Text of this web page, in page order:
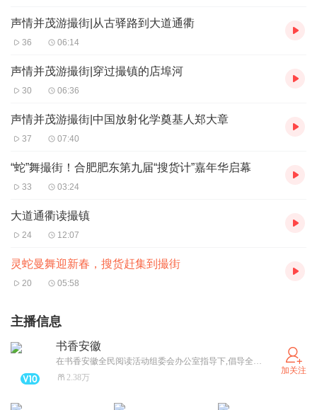
情。现场，国家级非遗“肥东洋蛇灯”在激昂的锣鼓声中激情
人头攒动，热闹非凡，现炸的糯米圆子、麻花热气腾腾，刚
煎好的米面粑粑外酥里香，现炒的板栗、刚烤好的红薯香味
扑鼻，吆喝声、讨价声、欢笑声，此起彼伏，活动现场处处
洋溢着烟火气息。
石塘镇的龙城麻花、撮镇镇的公和堂狮子头、元疃镇的瓜蒌
子……现场，来自肥东县20个乡镇（园区）40个商家的500
款老字号美食、网货精品、年货特色产品云集，确保游客一
站式配齐年货。
作为肥东的经典年货产品，“梁园三绝”、玉带糕、切糖摊位
好友都喜欢吃。”游客罗女士尝过“梁园三绝”后高兴地
说。“梁园三绝”，是肥东县的“老字号”美食，包括小鳖、狮
子头和酥饺，2019年被列为“合肥市第二批非物质文化遗
产”。
声情并茂游撮街|从古驿路到大道通衢
36 06:14
声情并茂游撮街|穿过撮镇的店埠河
30 06:36
声情并茂游撮街|中国放射化学奠基人郑大章
37 07:40
“蛇”舞撮街！合肥肥东第九届“搜货计”嘉年华启幕
33 03:24
大道通衢读撮镇
24 12:07
灵蛇曼舞迎新春，搜货赶集到撮街
20 05:58
主播信息
书香安徽
在书香安徽全民阅读活动组委会办公室指导下,倡导全民阅读,共建“书香安徽”。被评为第六届“大众喜爱的阅读新媒体号”。
2.38万
加关注